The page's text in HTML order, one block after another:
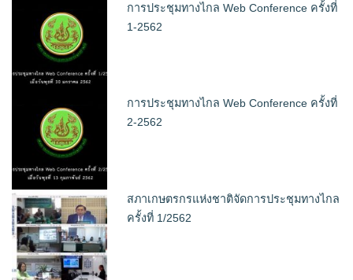
การประชุมทางไกล Web Conference ครั้งที่
1-2562
การประชุมทางไกล Web Conference ครั้งที่
2-2562
สภาเกษตรกรแห่งชาติจัดการประชุมทางไกล
ครั้งที่ 1/2562